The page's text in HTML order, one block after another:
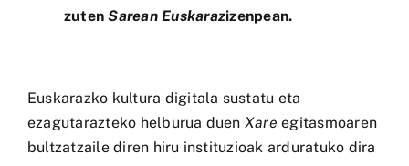
zutenSarean Euskarazizenpean.
Euskarazko kultura digitala sustatu eta
ezagutarazteko helburua duen Xare egitasmoaren
bultzatzaile diren hiru instituzioak arduratuko dira